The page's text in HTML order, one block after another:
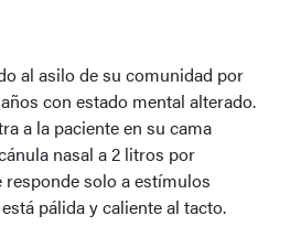
al asilo de su comunidad por
con estado mental alterado.
a la paciente en su cama
nasal a 2 litros por
responde solo a estímulos
pálida y caliente al tacto.